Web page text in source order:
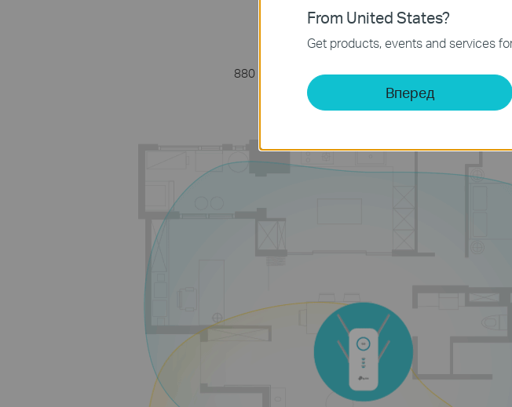
880 МГц двоядерний процесор
From United States?
Get products, events and services
Вперед